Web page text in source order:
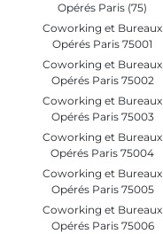
Opérés Paris (75)
Coworking et Bureaux
Opérés Paris 75001
Coworking et Bureaux
Opérés Paris 75002
Coworking et Bureaux
Opérés Paris 75003
Coworking et Bureaux
Opérés Paris 75004
Coworking et Bureaux
Opérés Paris 75005
Coworking et Bureaux
Opérés Paris 75006